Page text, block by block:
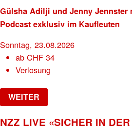
Gülsha Adilji und Jenny Jennster
Podcast exklusiv im Kaufleuten
Sonntag, 23.08.2026
abCHF 34
Verlosung
WEITER
NZZ LIVE «SICHER IN